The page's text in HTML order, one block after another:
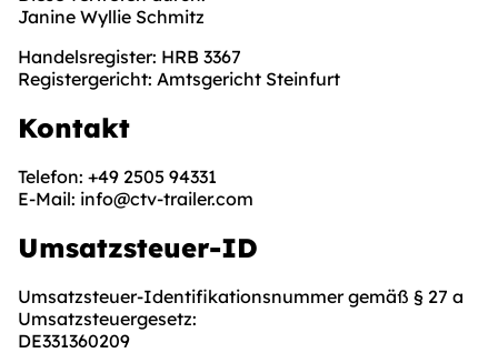
Janine Wyllie Schmitz
Handelsregister: HRB 3367
Registergericht: Amtsgericht Steinfurt
Kontakt
Telefon: +49 2505 94331
E-Mail: info@ctv-trailer.com
Umsatzsteuer-ID
Umsatzsteuer-Identifikationsnummer gemäß § 27 a
Umsatzsteuergesetz:
DE331360209